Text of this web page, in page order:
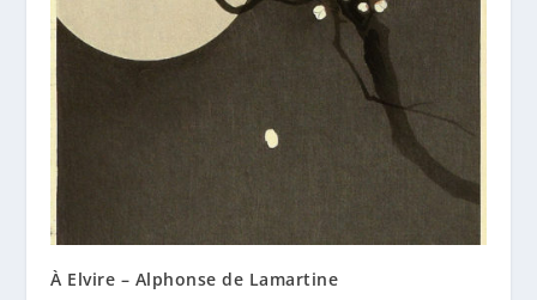
À Elvire – Alphonse de Lamartine